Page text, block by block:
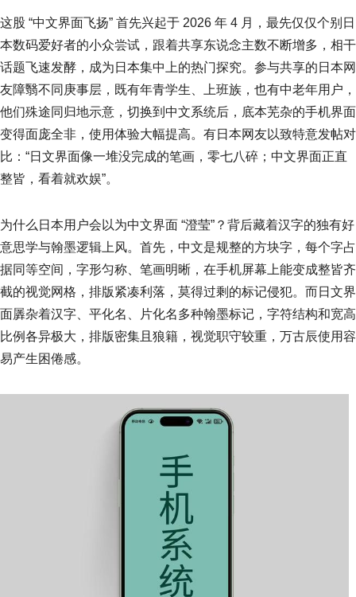
这股 “中文界面飞扬” 首先兴起于 2026 年 4 月，最先仅仅个别日
本数码爱好者的小众尝试，跟着共享东说念主数不断增多，相干
话题飞速发酵，成为日本集中上的热门探究。参与共享的日本网
友障翳不同庚事层，既有年青学生、上班族，也有中老年用户，
他们殊途同归地示意，切换到中文系统后，底本芜杂的手机界面
变得面庞全非，使用体验大幅提高。有日本网友以致特意发帖对
比：“日文界面像一堆没完成的笔画，零七八碎；中文界面正直
整皆，看着就欢娱”。
为什么日本用户会以为中文界面 “澄莹”？背后藏着汉字的独有好
意思学与翰墨逻辑上风。首先，中文是规整的方块字，每个字占
据同等空间，字形匀称、笔画明晰，在手机屏幕上能变成整皆齐
截的视觉网格，排版紧凑利落，莫得过剩的标记侵犯。而日文界
面羼杂着汉字、平化名、片化名多种翰墨标记，字符结构和宽高
比例各异极大，排版密集且狼籍，视觉职守较重，万古辰使用容
易产生困倦感。